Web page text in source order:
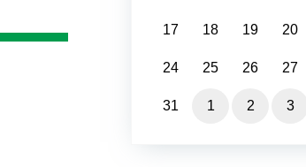
17 18 19 20
24 25 26 27
31 1 2 3